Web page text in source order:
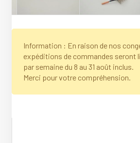
Information : En raison de nos
expéditions de commandes seront
par semaine du 8 au 31 août inclus.
Merci pour votre compréhension.